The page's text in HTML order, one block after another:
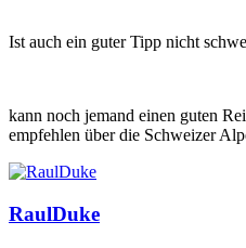
Ist auch ein guter Tipp nicht
kann noch jemand einen guten
empfehlen über die Schweizer
RaulDuke